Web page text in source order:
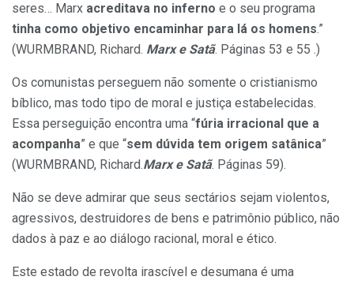
seres… Marx acreditava no inferno e o seu programa
tinha como objetivo encaminhar para lá os homens.”
(WURMBRAND, Richard. Marx e Satã. Páginas 53 e 55 .)
Os comunistas perseguem não somente o cristianismo
bíblico, mas todo tipo de moral e justiça estabelecidas.
Essa perseguição encontra uma “fúria irracional que a
acompanha” e que “sem dúvida tem origem satânica”
(WURMBRAND, Richard.Marx e Satã. Páginas 59).
Não se deve admirar que seus sectários sejam violentos,
agressivos, destruidores de bens e patrimônio público, não
dados à paz e ao diálogo racional, moral e ético.
Este estado de revolta irascível e desumana é uma